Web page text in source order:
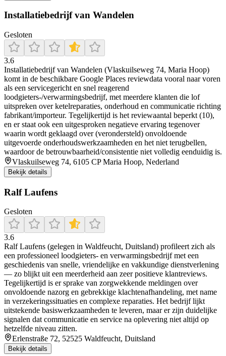
Installatiebedrijf van Wandelen
Gesloten
3.6
Installatiebedrijf van Wandelen (Vlaskuilseweg 74, Maria Hoop)
komt in de beschikbare Google Places reviewdata vooral naar voren
als een servicegericht en snel reagerend
loodgieters-/verwarmingsbedrijf, met meerdere klanten die lof
uitspreken over ketelreparaties, onderhoud en communicatie richting
fabrikant/importeur. Tegelijkertijd is het reviewaantal beperkt (10),
en er staat ook een uitgesproken negatieve ervaring tegenover
waarin wordt geklaagd over (verondersteld) onvoldoende
uitgevoerde onderhoudswerkzaamheden en het niet terugbellen,
waardoor de betrouwbaarheid/consistentie niet volledig eenduidig is.
Vlaskuilseweg 74, 6105 CP Maria Hoop, Nederland
Bekijk details
Ralf Laufens
Gesloten
3.6
Ralf Laufens (gelegen in Waldfeucht, Duitsland) profileert zich als
een professioneel loodgieters- en verwarmingsbedrijf met een
geschiedenis van snelle, vriendelijke en vakkundige dienstverlening
— zo blijkt uit een meerderheid aan zeer positieve klantreviews.
Tegelijkertijd is er sprake van zorgwekkende meldingen over
onvoldoende nazorg en gebrekkige klachtenafhandeling, met name
in verzekeringssituaties en complexe reparaties. Het bedrijf lijkt
uitstekende basiswerkzaamheden te leveren, maar er zijn duidelijke
signalen dat communicatie en service na oplevering niet altijd op
hetzelfde niveau zitten.
Erlenstraße 72, 52525 Waldfeucht, Duitsland
Bekijk details